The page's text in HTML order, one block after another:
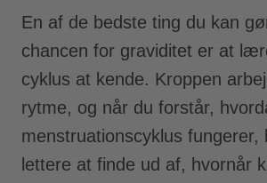
En af de bedste ting du kan
chancen for graviditet er at
cyklus at kende. Kroppen
rytme, og når du forstår,
menstruationscyklus fungerer,
lettere at finde ud af, hvornår